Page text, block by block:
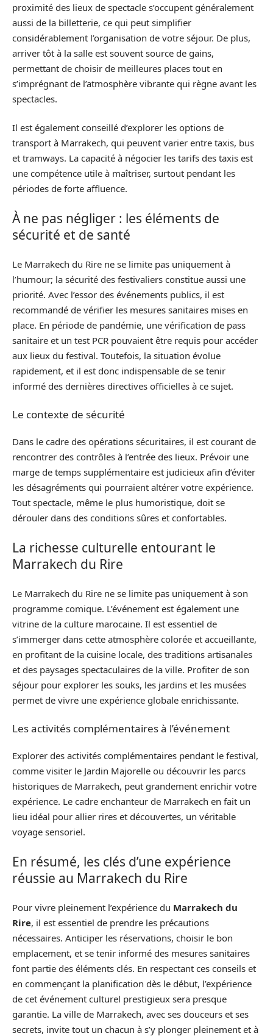
proximité des lieux de spectacle s’occupent généralement
aussi de la billetterie, ce qui peut simplifier
considérablement l’organisation de votre séjour. De plus,
arriver tôt à la salle est souvent source de gains,
permettant de choisir de meilleures places tout en
s’imprégnant de l’atmosphère vibrante qui règne avant les
spectacles.
Il est également conseillé d’explorer les options de
transport à Marrakech, qui peuvent varier entre taxis, bus
et tramways. La capacité à négocier les tarifs des taxis est
une compétence utile à maîtriser, surtout pendant les
périodes de forte affluence.
À ne pas négliger : les éléments de
sécurité et de santé
Le Marrakech du Rire ne se limite pas uniquement à
l’humour; la sécurité des festivaliers constitue aussi une
priorité. Avec l’essor des événements publics, il est
recommandé de vérifier les mesures sanitaires mises en
place. En période de pandémie, une vérification de pass
sanitaire et un test PCR pouvaient être requis pour accéder
aux lieux du festival. Toutefois, la situation évolue
rapidement, et il est donc indispensable de se tenir
informé des dernières directives officielles à ce sujet.
Le contexte de sécurité
Dans le cadre des opérations sécuritaires, il est courant de
rencontrer des contrôles à l’entrée des lieux. Prévoir une
marge de temps supplémentaire est judicieux afin d’éviter
les désagréments qui pourraient altérer votre expérience.
Tout spectacle, même le plus humoristique, doit se
dérouler dans des conditions sûres et confortables.
La richesse culturelle entourant le
Marrakech du Rire
Le Marrakech du Rire ne se limite pas uniquement à son
programme comique. L’événement est également une
vitrine de la culture marocaine. Il est essentiel de
s’immerger dans cette atmosphère colorée et accueillante,
en profitant de la cuisine locale, des traditions artisanales
et des paysages spectaculaires de la ville. Profiter de son
séjour pour explorer les souks, les jardins et les musées
permet de vivre une expérience globale enrichissante.
Les activités complémentaires à l’événement
Explorer des activités complémentaires pendant le festival,
comme visiter le Jardin Majorelle ou découvrir les parcs
historiques de Marrakech, peut grandement enrichir votre
expérience. Le cadre enchanteur de Marrakech en fait un
lieu idéal pour allier rires et découvertes, un véritable
voyage sensoriel.
En résumé, les clés d’une expérience
réussie au Marrakech du Rire
Pour vivre pleinement l’expérience du Marrakech du
Rire, il est essentiel de prendre les précautions
nécessaires. Anticiper les réservations, choisir le bon
emplacement, et se tenir informé des mesures sanitaires
font partie des éléments clés. En respectant ces conseils et
en commençant la planification dès le début, l’expérience
de cet événement culturel prestigieux sera presque
garantie. La ville de Marrakech, avec ses douceurs et ses
secrets, invite tout un chacun à s’y plonger pleinement et à